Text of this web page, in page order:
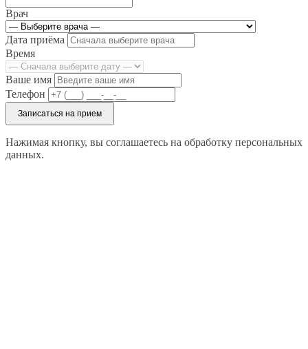
Врач
Дата приёма
Время
Ваше имя
Телефон
Записаться на прием
Нажимая кнопку, вы соглашаетесь на обработку персональных
данных.